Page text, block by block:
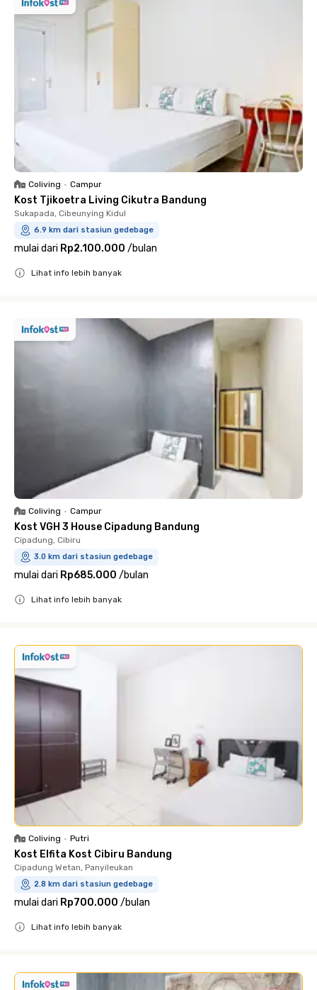
Coliving • Campur
Kost Tjikoetra Living Cikutra Bandung
Sukapada, Cibeunying Kidul
6.9 km dari stasiun gedebage
mulai dari Rp2.100.000 /bulan
Lihat info lebih banyak
Coliving • Campur
Kost VGH 3 House Cipadung Bandung
Cipadung, Cibiru
3.0 km dari stasiun gedebage
mulai dari Rp685.000 /bulan
Lihat info lebih banyak
Coliving • Putri
Kost Elfita Kost Cibiru Bandung
Cipadung Wetan, Panyileukan
2.8 km dari stasiun gedebage
mulai dari Rp700.000 /bulan
Lihat info lebih banyak